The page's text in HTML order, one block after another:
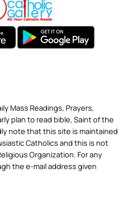
Mass Readings, Prayers,
plan to read bible, Saint of the
note that this site is maintained
Catholics and this is not
Organization. For any
the e-mail address given